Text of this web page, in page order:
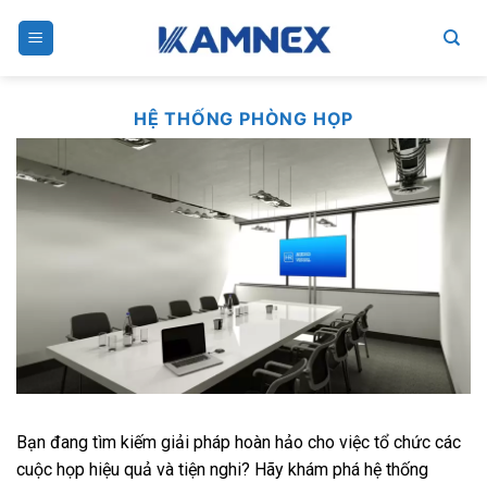
HỆ THỐNG PHÒNG HỌP
Bạn đang tìm kiếm giải pháp hoàn hảo cho việc tổ chức các
cuộc họp hiệu quả và tiện nghi? Hãy khám phá hệ thống